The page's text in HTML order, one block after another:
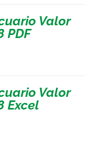
Valor
PDF
Valor
Excel